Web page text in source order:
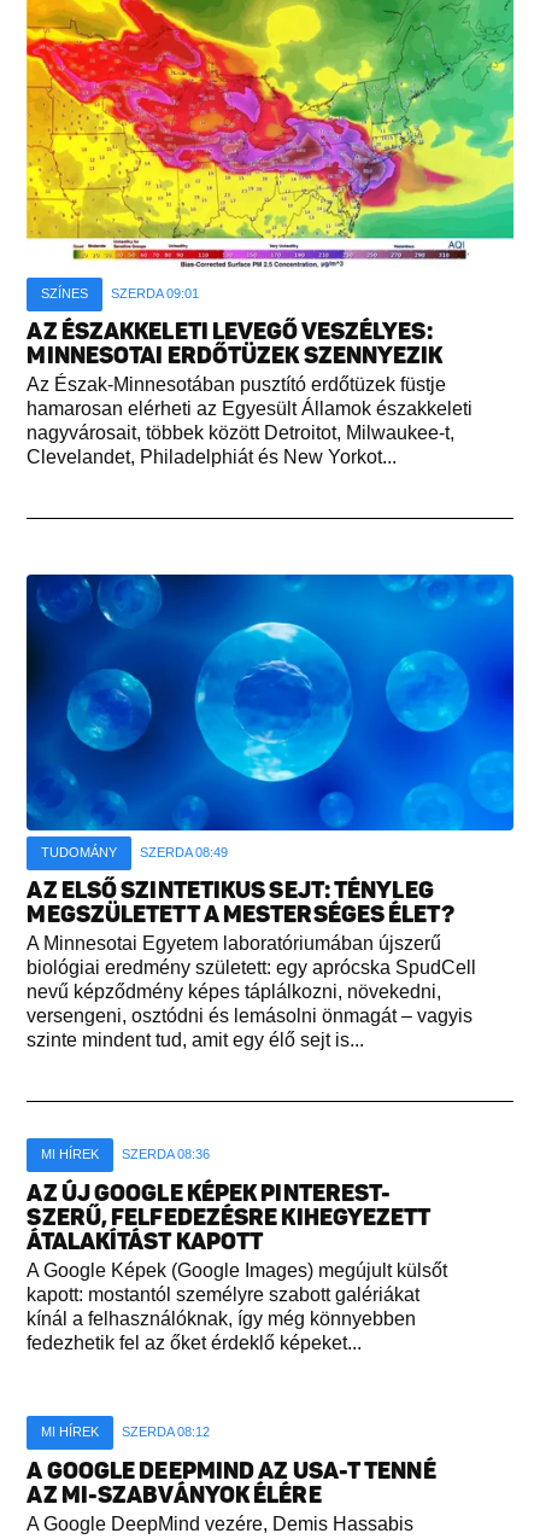
SZÍNES SZERDA 09:01
AZ ÉSZAKKELETI LEVEGŐ VESZÉLYES:
MINNESOTAI ERDŐTÜZEK SZENNYEZIK
Az Észak-Minnesotában pusztító erdőtüzek füstje
hamarosan elérheti az Egyesült Államok északkeleti
nagyvárosait, többek között Detroitot, Milwaukee-t,
Clevelandet, Philadelphiát és New Yorkot...
TUDOMÁNY SZERDA 08:49
AZ ELSŐ SZINTETIKUS SEJT: TÉNYLEG
MEGSZÜLETETT A MESTERSÉGES ÉLET?
A Minnesotai Egyetem laboratóriumában újszerű
biológiai eredmény született: egy aprócska SpudCell
nevű képződmény képes táplálkozni, növekedni,
versengeni, osztódni és lemásolni önmagát – vagyis
szinte mindent tud, amit egy élő sejt is...
MI HÍREK SZERDA 08:36
AZ ÚJ GOOGLE KÉPEK PINTEREST-
SZERŰ, FELFEDEZÉSRE KIHEGYEZETT
ÁTALAKÍTÁST KAPOTT
A Google Képek (Google Images) megújult külsőt
kapott: mostantól személyre szabott galériákat
kínál a felhasználóknak, így még könnyebben
fedezhetik fel az őket érdeklő képeket...
MI HÍREK SZERDA 08:12
A GOOGLE DEEPMIND AZ USA-T TENNÉ
AZ MI-SZABVÁNYOK ÉLÉRE
A Google DeepMind vezére, Demis Hassabis